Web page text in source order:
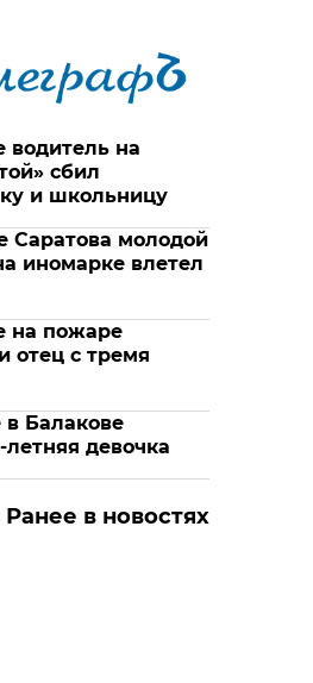
водитель на
сбил
и школьницу
Саратова молодой
иномарке влетел
на пожаре
отец с тремя
Балакове
летняя девочка
Ранее в новостях